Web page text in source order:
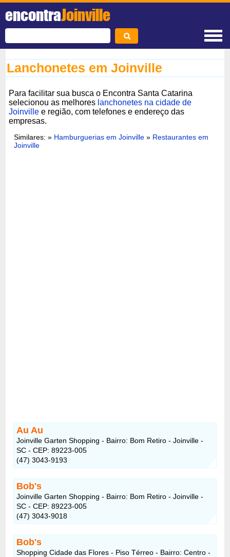
encontraJoinville
Lanchonetes em Joinville
Para facilitar sua busca o Encontra Santa Catarina
selecionou as melhores lanchonetes na cidade de
Joinville e região, com telefones e endereço das
empresas.
Similares: » Hamburguerias em Joinville » Restaurantes em
Joinville
Au Au
Joinville Garten Shopping - Bairro: Bom Retiro - Joinville -
SC - CEP: 89223-005
(47) 3043-9193
Bob's
Joinville Garten Shopping - Bairro: Bom Retiro - Joinville -
SC - CEP: 89223-005
(47) 3043-9018
Bob's
Shopping Cidade das Flores - Piso Térreo - Bairro: Centro -